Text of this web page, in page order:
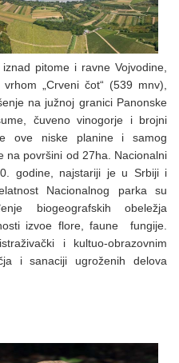
pitome i ravne Vojvodine,
„Crveni čot“ (539 mnv),
na južnoj granici Panonske
čuveno vinogorje i brojni
ove niske planine i samog
na površini od 27ha. Nacionalni
godine, najstariji je u Srbiji i
Nacionalnog parka su
biogeografskih obeležja
izvoe flore, faune fungije.
i kultuo-obrazovnim
i sanaciji ugroženih delova